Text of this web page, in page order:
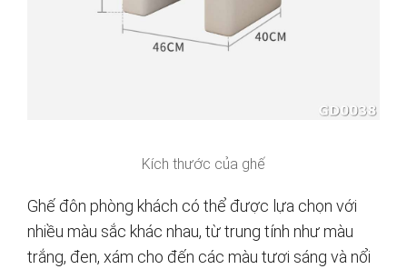
Kích thước của ghế
Ghế đôn phòng khách có thể được lựa chọn với
nhiều màu sắc khác nhau, từ trung tính như màu
trắng, đen, xám cho đến các màu tươi sáng và nổi